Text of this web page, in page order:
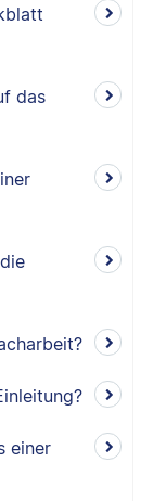
das
einer